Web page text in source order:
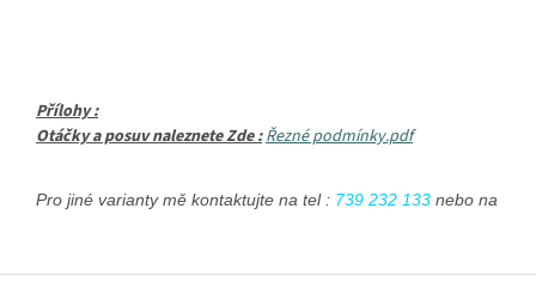
Přílohy :
Otáčky a posuv naleznete Zde :Řezné podmínky.pdf
Pro jiné varianty mě kontaktujte na tel : 739 232 133 nebo na